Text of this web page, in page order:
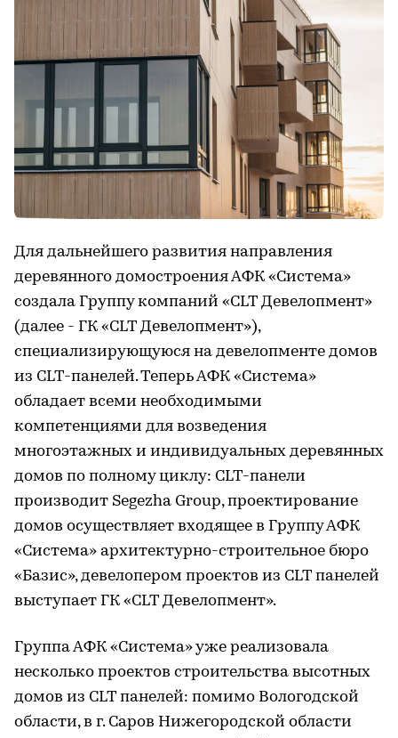
Для дальнейшего развития направления
деревянного домостроения АФК «Система»
создала Группу компаний «CLT Девелопмент»
(далее - ГК «CLT Девелопмент»),
специализирующуюся на девелопменте домов
из CLT-панелей. Теперь АФК «Система»
обладает всеми необходимыми
компетенциями для возведения
многоэтажных и индивидуальных деревянных
домов по полному циклу: CLT-панели
производит Segezha Group, проектирование
домов осуществляет входящее в Группу АФК
«Система» архитектурно-строительное бюро
«Базис», девелопером проектов из CLT панелей
выступает ГК «CLT Девелопмент».
Группа АФК «Система» уже реализовала
несколько проектов строительства высотных
домов из CLT панелей: помимо Вологодской
области, в г. Саров Нижегородской области